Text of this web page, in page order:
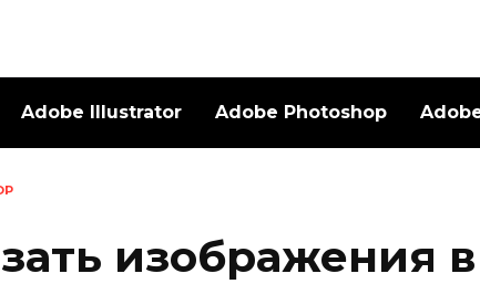
Adobe Illustrator Adobe Photoshop
изображения в